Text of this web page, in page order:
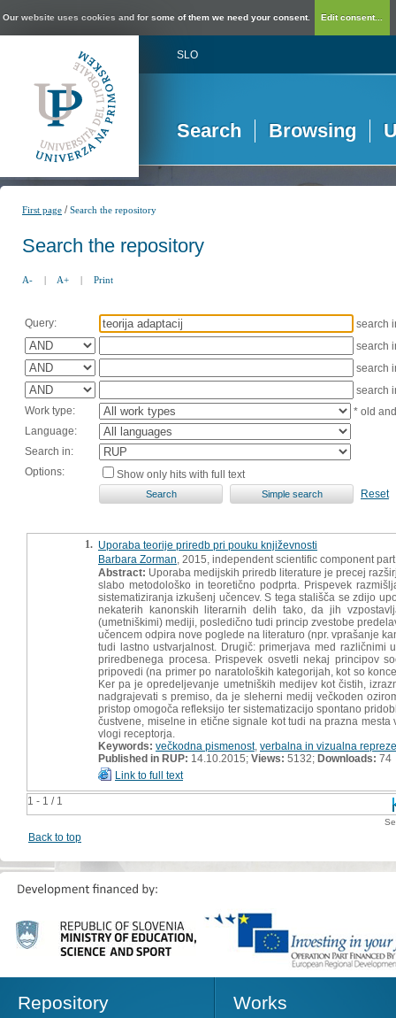
Our website uses cookies and for some of them we need your consent. Edit consent...
SLO
Search Browsing
First page /Search the repository
Search the repository
A- | A+ | Print
Query:
search
search
search
search
Work type:
* old
Language:
Search in:
Options:
Show only hits with full text
Reset
1 - 1 / 1
1. Uporaba teorije priredb pri pouku književnosti
Barbara Zorman , 2015, independent scientific component
Abstract: Uporaba medijskih priredb literature je precej
slabo metodološko in teoretično podprta. Prispevek
sistematiziranja izkušenj učencev. S tega stališča se zdijo
nekaterih kanonskih literarnih delih tako, da jih
(umetniškimi) mediji, posledično tudi princip zvestobe
učencem odpira nove poglede na literaturo (npr. vprašanje
tudi lastno ustvarjalnost. Drugič: primerjava med
priredbenega procesa. Prispevek osvetli nekaj principov
pripovedi (na primer po naratoloških kategorijah, kot so
Ker pa je opredeljevanje umetniških medijev kot čistih,
nadgrajevati s premiso, da je sleherni medij večkoden
pristop omogoča refleksijo ter sistematizacijo spontano
čustvene, miselne in etične signale kot tudi na prazna
vlogi receptorja.
Keywords: večkodna pismenost, verbalna in vizualna
Published in RUP: 14.10.2015; Views: 5132; Downloads: 74
Link to full text
Back to top
Repository Works